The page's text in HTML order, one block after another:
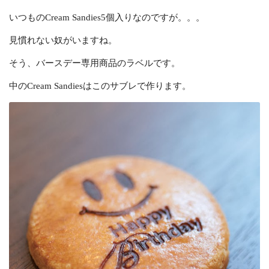
いつものCream Sandies5個入りなのですが。。。
見慣れない奴がいますね。
そう、バースデー専用商品のラベルです。
中のCream Sandiesはこのサブレで作ります。